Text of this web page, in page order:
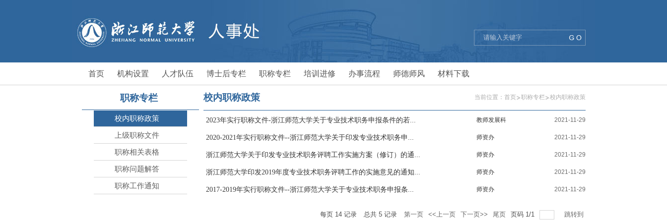
首页 机构设置 人才队伍 博士后专栏 职称专栏 培训进修 办事流程 师德师风 材料下载
职称专栏
校内职称政策
上级职称文件
职称相关表格
职称问题解答
职称工作通知
校内职称政策 当前位置： 首页 职称专栏 校内职称政策
2023年实行职称文件-浙江师范大学关于专业技术职务申报条件的若... 教师发展科 2021-11-29
2020-2021年实行职称文件--浙江师范大学关于印发专业技术职务申... 师资办 2021-11-29
浙江师范大学关于印发专业技术职务评聘工作实施方案（修订）的通... 师资办 2021-11-29
浙江师范大学印发2019年度专业技术职务评聘工作的实施意见的通知... 师资办 2021-11-29
2017-2019年实行职称文件--浙江师范大学关于专业技术职务申报条... 师资办 2021-11-29
每页 14记录 总共 5记录 第一页 <<上一页 下一页>> 尾页 页码 1/1 跳转到